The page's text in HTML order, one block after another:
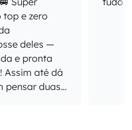
e zero
deles —
e pronta
Assim até dá
pensar duas